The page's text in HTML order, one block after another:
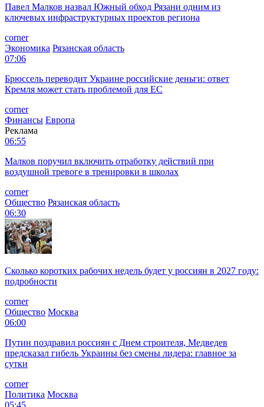
Павел Малков назвал Южный обход Рязани одним из
ключевых инфраструктурных проектов региона
corner
Экономика Рязанская область
07:06
Брюссель переводит Украине российские деньги: ответ
Кремля может стать проблемой для EC
corner
Финансы Европа
Реклама
06:55
Малков поручил включить отработку действий при
воздушной тревоге в тренировки в школах
corner
Общество Рязанская область
06:30
Сколько коротких рабочих недель будет у россиян в 2027 году:
подробности
corner
Общество Москва
06:00
Путин поздравил россиян с Днем строителя, Медведев
предсказал гибель Украины без смены лидера: главное за
сутки
corner
Политика Москва
05:45